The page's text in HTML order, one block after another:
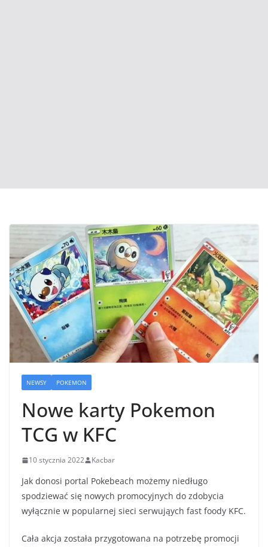
NEWSY POKEMON
Nowe karty Pokemon
TCG w KFC
10 stycznia 2022 Kacbar
Jak donosi portal Pokebeach możemy niedługo
spodziewać się nowych promocyjnych do zdobycia
wyłącznie w popularnej sieci serwująych fast foody KFC.
Cała akcja została przygotowana na potrzebę promocji